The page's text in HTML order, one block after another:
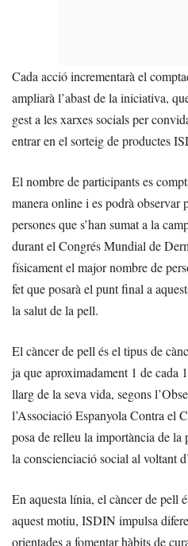
Cada acció incrementarà el
ampliarà l’abast de la iniciativa,
gest a les xarxes socials per
entrar en el sorteig de productes
El nombre de participants es
manera online i es podrà observar
persones que s’han sumat a la
durant el Congrés Mundial de
físicament el major nombre de
fet que posarà el punt final a
la salut de la pell.
El càncer de pell és el tipus de
ja que aproximadament 1 de cada
llarg de la seva vida, segons
l’Associació Espanyola Contra el
posa de relleu la importància de
la conscienciació social al voltant
En aquesta línia, el càncer de pell
aquest motiu, ISDIN impulsa
orientades a fomentar hàbits de